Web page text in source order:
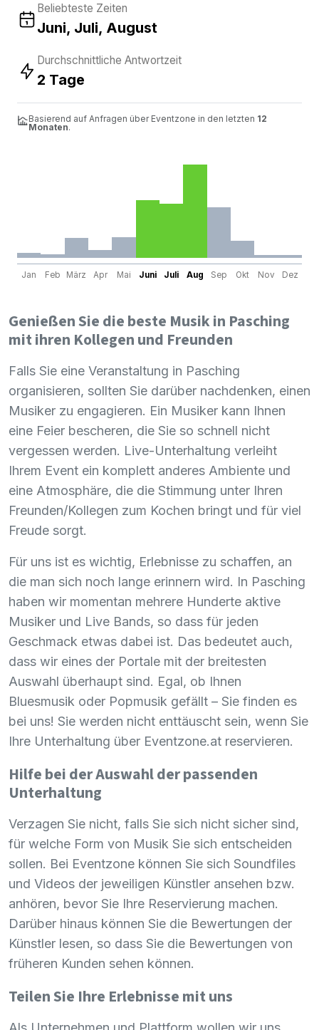
Beliebteste Zeiten
Juni, Juli, August
Durchschnittliche Antwortzeit
2 Tage
Basierend auf Anfragen über Eventzone in den letzten 12
Monaten.
Jan Feb März Apr Mai Juni Juli Aug Sep Okt Nov Dez
Genießen Sie die beste Musik in Pasching
mit ihren Kollegen und Freunden
Falls Sie eine Veranstaltung in Pasching
organisieren, sollten Sie darüber nachdenken, einen
Musiker zu engagieren. Ein Musiker kann Ihnen
eine Feier bescheren, die Sie so schnell nicht
vergessen werden. Live-Unterhaltung verleiht
Ihrem Event ein komplett anderes Ambiente und
eine Atmosphäre, die die Stimmung unter Ihren
Freunden/Kollegen zum Kochen bringt und für viel
Freude sorgt.
Für uns ist es wichtig, Erlebnisse zu schaffen, an
die man sich noch lange erinnern wird. In Pasching
haben wir momentan mehrere Hunderte aktive
Musiker und Live Bands, so dass für jeden
Geschmack etwas dabei ist. Das bedeutet auch,
dass wir eines der Portale mit der breitesten
Auswahl überhaupt sind. Egal, ob Ihnen
Bluesmusik oder Popmusik gefällt – Sie finden es
bei uns! Sie werden nicht enttäuscht sein, wenn Sie
Ihre Unterhaltung über Eventzone.at reservieren.
Hilfe bei der Auswahl der passenden
Unterhaltung
Verzagen Sie nicht, falls Sie sich nicht sicher sind,
für welche Form von Musik Sie sich entscheiden
sollen. Bei Eventzone können Sie sich Soundfiles
und Videos der jeweiligen Künstler ansehen bzw.
anhören, bevor Sie Ihre Reservierung machen.
Darüber hinaus können Sie die Bewertungen der
Künstler lesen, so dass Sie die Bewertungen von
früheren Kunden sehen können.
Teilen Sie Ihre Erlebnisse mit uns